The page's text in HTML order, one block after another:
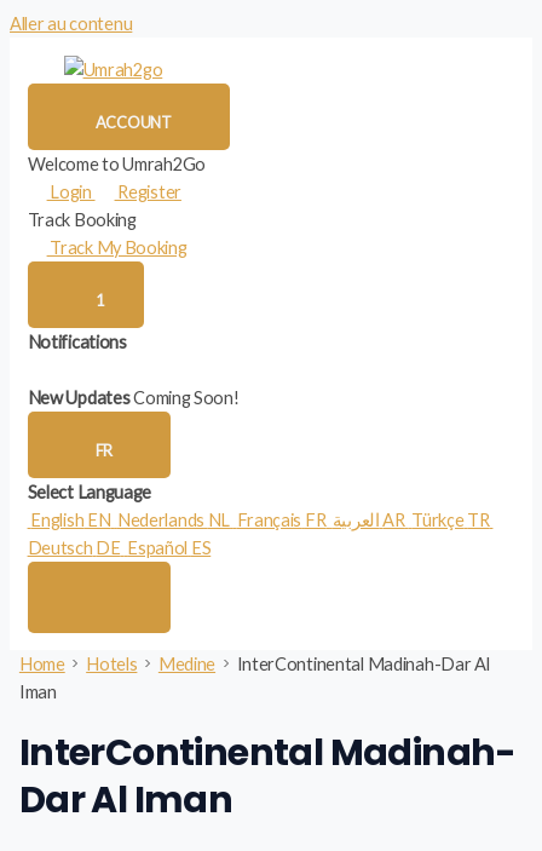
Aller au contenu
ACCOUNT
Welcome to Umrah2Go
Login
Register
Track Booking
Track My Booking
1
Notifications
New UpdatesComing Soon!
FR
Select Language
English EN Nederlands NL Français FR العربية AR Türkçe TR
Deutsch DE Español ES
Home Hotels Medine
InterContinental Madinah-Dar Al
Iman
InterContinental Madinah-
Dar Al Iman